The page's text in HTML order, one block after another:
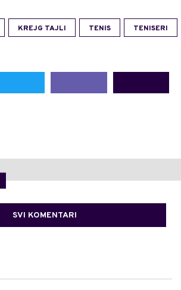
KREJG TAJLI TENIS TENISERI
SVI KOMENTARI